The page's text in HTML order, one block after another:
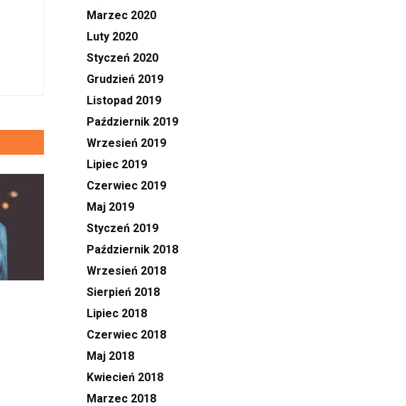
Marzec 2020
Luty 2020
Styczeń 2020
Grudzień 2019
Listopad 2019
Październik 2019
Wrzesień 2019
Lipiec 2019
Czerwiec 2019
Maj 2019
Styczeń 2019
Październik 2018
Wrzesień 2018
Sierpień 2018
Lipiec 2018
Czerwiec 2018
Maj 2018
Kwiecień 2018
Marzec 2018